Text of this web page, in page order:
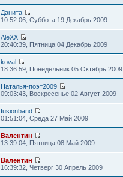
Данита
10:52:06, Суббота 19 Декабрь 2009
AleXX
20:40:39, Пятница 04 Декабрь 2009
koval
18:36:59, Понедельник 05 Октябрь 2009
Наталья-поэт2009
09:03:43, Воскресенье 02 Август 2009
fusionband
01:51:04, Среда 27 Май 2009
Валентин
13:39:04, Пятница 08 Май 2009
Валентин
16:39:32, Четверг 30 Апрель 2009